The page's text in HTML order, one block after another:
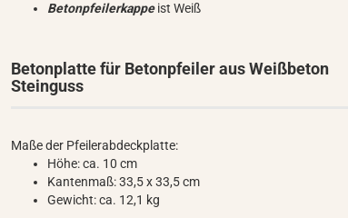
Betonpfeilerkappeist Weiß
Betonplatte für Betonpfeiler aus Weißbeton
Steinguss
Maße der Pfeilerabdeckplatte:
Höhe: ca. 10 cm
Kantenmaß: 33,5 x 33,5 cm
Gewicht: ca. 12,1 kg